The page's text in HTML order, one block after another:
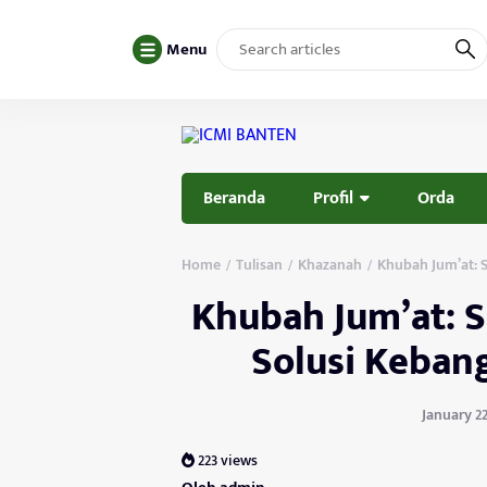
Menu
Beranda Profil Orda
Home / Tulisan / Khazanah / Khubah
Khubah Jum’at:
Solusi
January
223 views